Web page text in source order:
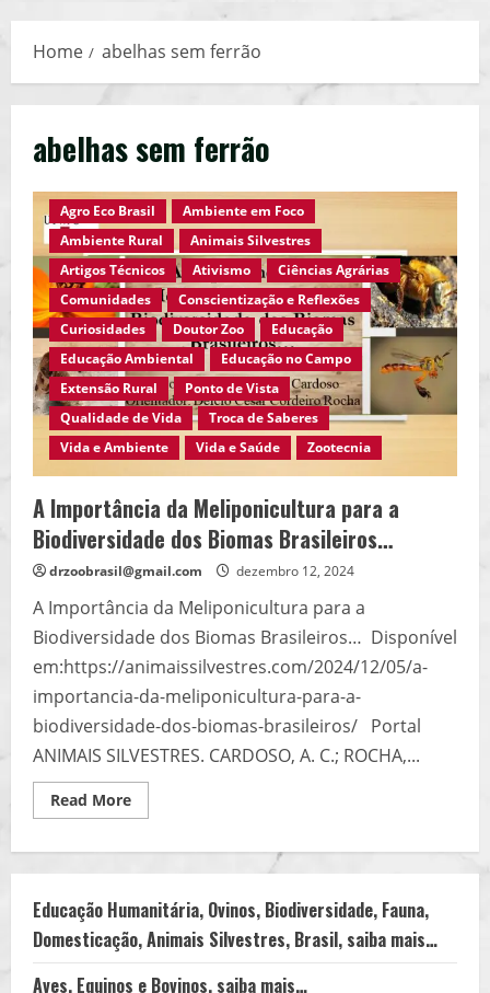
Home abelhas sem ferrão
abelhas sem ferrão
Agro Eco Brasil
Ambiente em Foco
Ambiente Rural
Animais Silvestres
Artigos Técnicos
Ativismo
Ciências Agrárias
Comunidades
Conscientização e Reflexões
Curiosidades
Doutor Zoo
Educação
Educação Ambiental
Educação no Campo
Extensão Rural
Ponto de Vista
Qualidade de Vida
Troca de Saberes
Vida e Ambiente
Vida e Saúde Zootecnia
A Importância da Meliponicultura para a
Biodiversidade dos Biomas Brasileiros…
drzoobrasil@gmail.com dezembro 12, 2024
A Importância da Meliponicultura para a
Biodiversidade dos Biomas Brasileiros… Disponível
em:https://animaissilvestres.com/2024/12/05/a-
importancia-da-meliponicultura-para-a-
biodiversidade-dos-biomas-brasileiros/ Portal
ANIMAIS SILVESTRES. CARDOSO, A. C.; ROCHA,...
Read MoreRead
more
para
a
Biodiversidade
dos
Biomas
Brasileiros…
Educação Humanitária, Ovinos, Biodiversidade, Fauna,
Domesticação, Animais Silvestres, Brasil, saiba mais…
Aves, Equinos e Bovinos, saiba mais…